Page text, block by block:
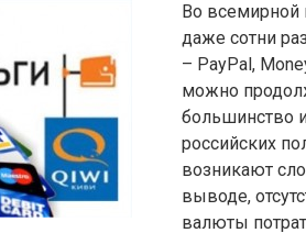
Во всемирной
даже сотни
– PayPal,
можно
большинство
российских
возникают
выводе,
валюты